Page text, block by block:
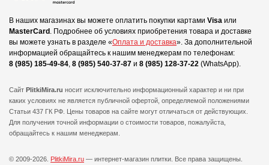
В наших магазинах вы можете оплатить покупки картами Visa или
MasterCard . Подробнее об условиях приобретения товара и доставке
вы можете узнать в разделе «Оплата и доставка». За дополнительной
информацией обращайтесь к нашим менеджерам по телефонам:
8 (985) 185-49-84, 8 (985) 540-37-87 и 8 (985) 128-37-22 (WhatsApp).
Сайт PlitkiMira.ru носит исключительно информационный характер и ни при
каких условиях не является публичной офертой, определяемой положениями
Статьи 437 ГК РФ. Цены товаров на сайте могут отличаться от действующих.
Для получения точной информации о стоимости товаров, пожалуйста,
обращайтесь к нашим менеджерам.
© 2009-2026. PlitkiMira.ru — интернет-магазин плитки. Все права защищены.